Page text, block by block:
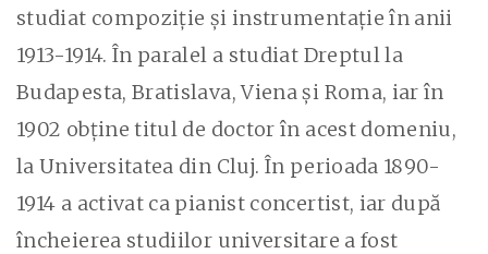
studiat compoziție și instrumentație în anii
1913-1914. În paralel a studiat Dreptul la
Budapesta, Bratislava, Viena și Roma, iar în
1902 obține titul de doctor în acest domeniu,
la Universitatea din Cluj. În perioada 1890-
1914 a activat ca pianist concertist, iar după
încheierea studiilor universitare a fost